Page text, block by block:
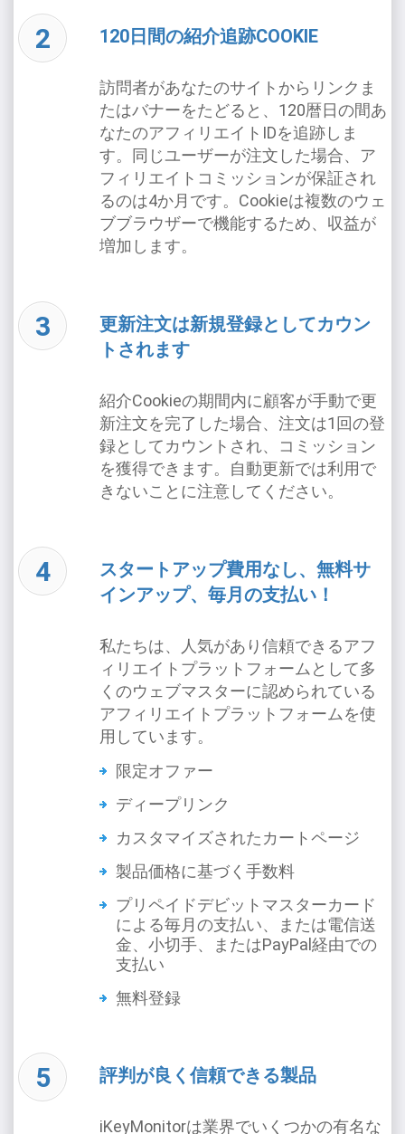
120日間の紹介追跡COOKIE
訪問者があなたのサイトからリンクま
たはバナーをたどると、120暦日の間あ
なたのアフィリエイトIDを追跡しま
す。同じユーザーが注文した場合、ア
フィリエイトコミッションが保証され
るのは4か月です。Cookieは複数のウェ
ブブラウザーで機能するため、収益が
増加します。
更新注文は新規登録としてカウン
トされます
紹介Cookieの期間内に顧客が手動で更
新注文を完了した場合、注文は1回の登
録としてカウントされ、コミッション
を獲得できます。自動更新では利用で
きないことに注意してください。
スタートアップ費用なし、無料サ
インアップ、毎月の支払い！
私たちは、人気があり信頼できるアフ
ィリエイトプラットフォームとして多
くのウェブマスターに認められている
アフィリエイトプラットフォームを使
用しています。
限定オファー
ディープリンク
カスタマイズされたカートページ
製品価格に基づく手数料
プリペイドデビットマスターカード
による毎月の支払い、または電信送
金、小切手、またはPayPal経由での
支払い
無料登録
評判が良く信頼できる製品
iKeyMonitorは業界でいくつかの有名な